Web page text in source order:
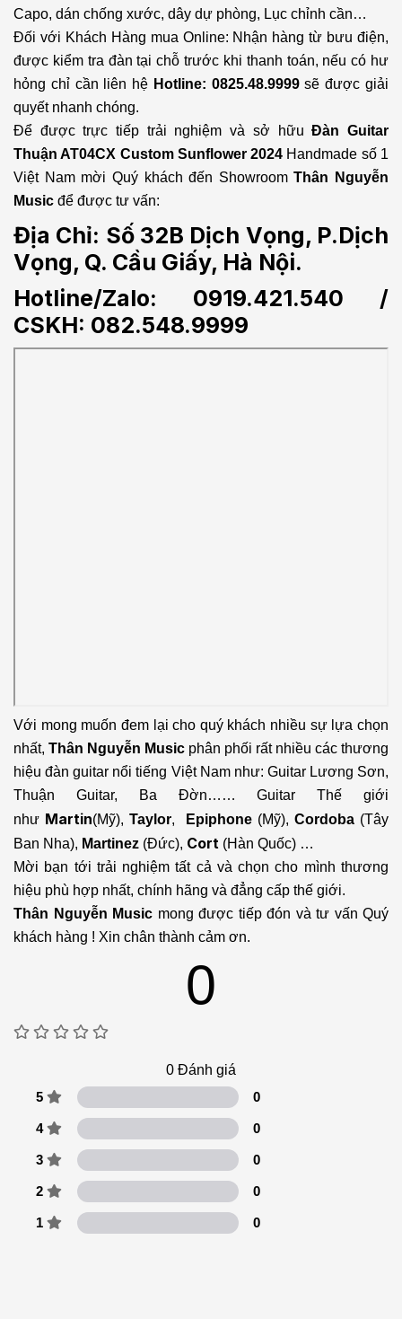
Capo, dán chống xước, dây dự phòng, Lục chỉnh cần…
Đối với Khách Hàng mua Online: Nhận hàng từ bưu điện,
được kiểm tra đàn tại chỗ trước khi thanh toán, nếu có hư
hỏng chỉ cần liên hệ Hotline: 0825.48.9999sẽ được giải
quyết nhanh chóng.
Để được trực tiếp trải nghiệm và sở hữu Đàn Guitar
Thuận AT04CX Custom Sunflower 2024 Handmade số 1
Việt Nam mời Quý khách đến ShowroomThân Nguyễn
Music để được tư vấn:
Địa Chỉ: Số 32B Dịch Vọng, P.Dịch
Vọng, Q. Cầu Giấy, Hà Nội.
Hotline/Zalo: 0919.421.540 /
CSKH: 082.548.9999
Với mong muốn đem lại cho quý khách nhiều sự lựa chọn
nhất, Thân Nguyễn Music phân phối rất nhiều các thương
hiệu đàn guitar nổi tiếng Việt Nam như: Guitar Lương Sơn,
Thuận Guitar, Ba Đờn…… Guitar Thế giới
như Martin(Mỹ), Taylor, Epiphone (Mỹ), Cordoba (Tây
Ban Nha), Martinez (Đức), Cort (Hàn Quốc) …
Mời bạn tới trải nghiệm tất cả và chọn cho mình thương
hiệu phù hợp nhất, chính hãng và đẳng cấp thế giới.
Thân Nguyễn Music mong được tiếp đón và tư vấn Quý
khách hàng ! Xin chân thành cảm ơn.
0
0 Đánh giá
5
0
4 0
3 0
2 0
1 0